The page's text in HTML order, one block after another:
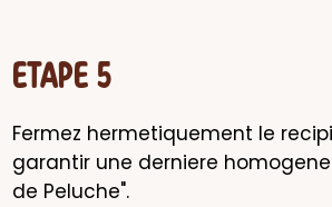
ETAPE 5
Fermez hermetiquement le
garantir une derniere
de Peluche".